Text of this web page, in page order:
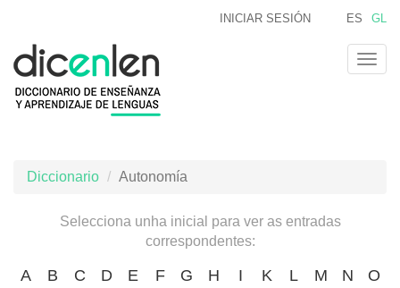
contido
principal
ES GL
INICIAR SESIÓN
Diccionario Autonomía
Selecciona unha inicial para ver as entradas
correspondentes:
A B C D E F G H I K L M N
O